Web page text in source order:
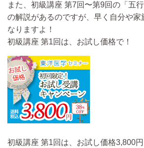
また、初級講座 第7回〜第9回の「五
の解説があるのですが、早く自分や家
なりますよ！
初級講座 第1回は、お試し価格で！
初級講座 第1回は、 お試し価格3,800円